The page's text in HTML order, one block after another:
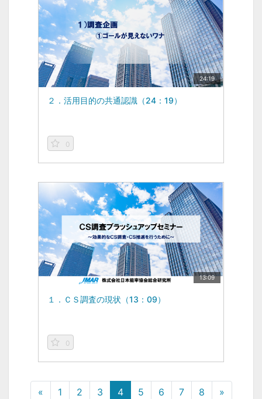
24:19
２．活用目的の共通認識（24：19）
0
13:09
１．ＣＳ調査の現状（13：09）
0
« 1 2 3 4 5 6 7 8 »